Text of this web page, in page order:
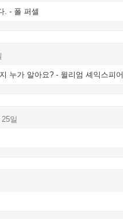
. - 폴 퍼셀
누가 알아요? - 윌리엄 셰익스피어
25일